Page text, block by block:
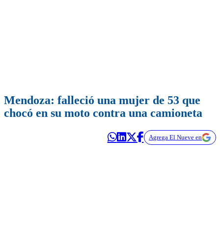
Mendoza: falleció una mujer de 53 que
chocó en su moto contra una camioneta
Agrega El Nueve en